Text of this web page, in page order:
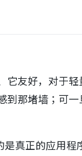
它友好，对于
到那堵墙；可
是真正的应用